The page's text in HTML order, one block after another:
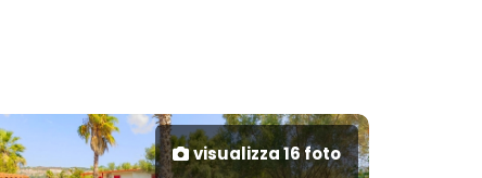
visualizza 16 foto